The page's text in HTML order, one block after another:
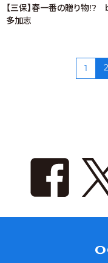
【三保】春一番の贈り物!?
多加志
1 2